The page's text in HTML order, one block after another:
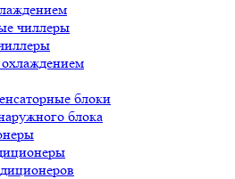
чиллеры
блоки
блока